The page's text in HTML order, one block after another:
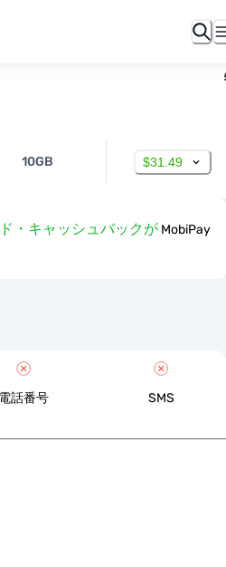
10GB $31.49
・キャッシュバックが MobiPay
電話番号 SMS